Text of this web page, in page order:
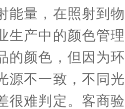
能量，在照射到
生产中的颜色管
的颜色，但因为
源不一致，不同
很难判定。客商